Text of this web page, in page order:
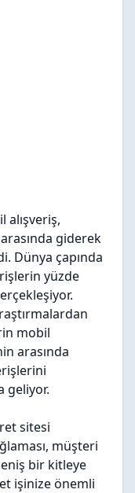
alışveriş,
arasında giderek
Dünya çapında
yüzde
mobil
arasında
geliyor.
sitesi
müşteri
bir kitleye
işinize önemli